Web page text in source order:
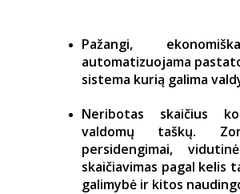
Pažangi,
automatizuojama
sistema kurią galima
Neribotas skaičius
valdomų taškų.
persidengimai,
skaičiavimas pagal kelis
galimybė ir kitos